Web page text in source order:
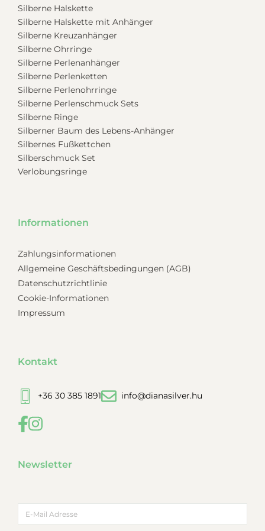
Silberne Halskette
Silberne Halskette mit Anhänger
Silberne Kreuzanhänger
Silberne Ohrringe
Silberne Perlenanhänger
Silberne Perlenketten
Silberne Perlenohrringe
Silberne Perlenschmuck Sets
Silberne Ringe
Silberner Baum des Lebens-Anhänger
Silbernes Fußkettchen
Silberschmuck Set
Verlobungsringe
Informationen
Zahlungsinformationen
Allgemeine Geschäftsbedingungen (AGB)
Datenschutzrichtlinie
Cookie-Informationen
Impressum
Kontakt
+36 30 385 1891 info@dianasilver.hu
Newsletter